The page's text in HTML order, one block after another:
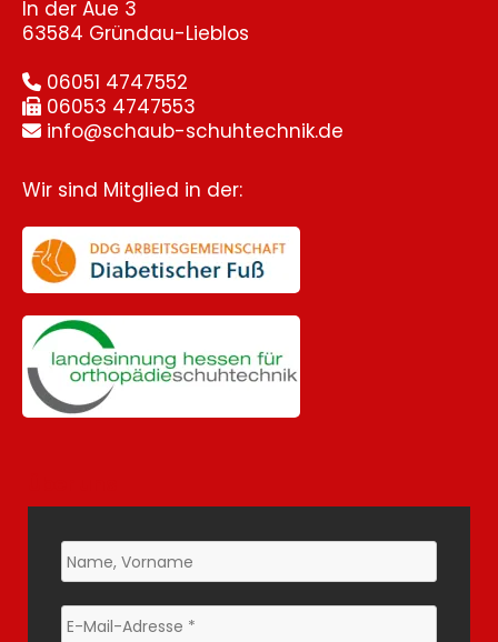
In der Aue 3
63584 Gründau-Lieblos
 06051 4747552
 06053 4747553
 info@schaub-schuhtechnik.de
Wir sind Mitglied in der: